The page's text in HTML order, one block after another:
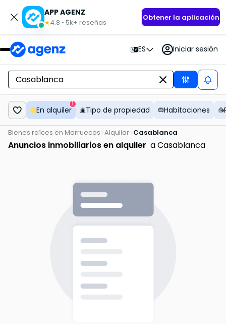
APP AGENZ
★4.8 • 5k+ reseñas
Obtener la aplicación
ES Iniciar sesión
En alquiler
1
Tipo de propiedad Habitaciones
Bienes raíces en Marruecos Alquilar Casablanca
Anuncios inmobiliarios en alquiler a Casablanca